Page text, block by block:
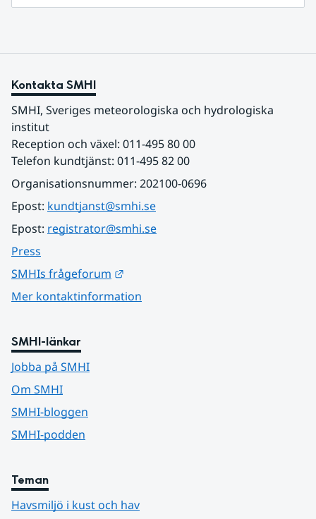
Kontakta SMHI
SMHI, Sveriges meteorologiska och hydrologiska
institut
Reception och växel: 011-495 80 00
Telefon kundtjänst: 011-495 82 00
Organisationsnummer: 202100-0696
Epost: kundtjanst@smhi.se
Epost: registrator@smhi.se
Press
SMHIs frågeforum
Mer kontaktinformation
SMHI-länkar
Jobba på SMHI
Om SMHI
SMHI-bloggen
SMHI-podden
Teman
Havsmiljö i kust och hav